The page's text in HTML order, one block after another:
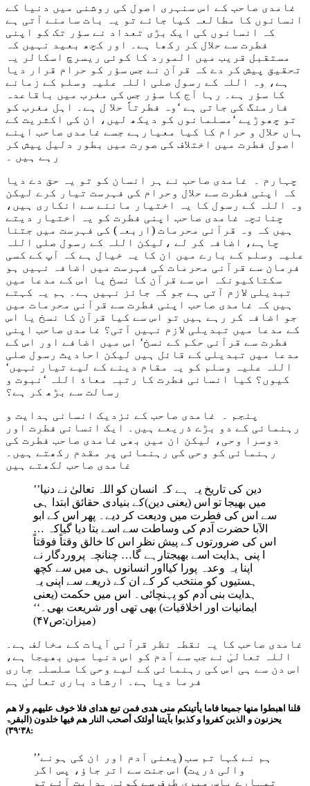
غامدی صاحب کے اس سنہری اصول کی روشنی میں دنیا کے
انسانوں کا مطالعہ کیا جائے تو یہ بات سامنے آتی ہے
کہ انسانوں کی ایک بڑی تعداد نے سؤر تک کو اپنی
فطرت سے حلال کر رکھا ہے۔ اور کچھ بعید نہیں کہ
مستقبل قریب میں المورد کا کوئی ریسرچ اسکالر یہ
تحقیق پیش کر دے کہ قرآن نے جس سؤر کو حرام قرار دیا
ہے، وہ اللہ کے رسول صلی اللہ علیہ وسلم کے زمانے
کا سؤر ہے۔ رہا آج کا سؤر جس کی مغرب میں باقاعدہ
فارمنگ کی جاتی ہے ‘وہ فطرتاً حلا ل ہے۔ اہل مغرب کو
تو چھوڑیے ‘مسلمانوں کو دیکھ لیں، ان کی اکثریت کے
ہاں حلال و حرام کا کیا معیارہے جسے غامدی صاحب اپنے
اصول فطرت میں اختلاف کی صورت میں بطور دلیل پیش کر
چہارم ۔ غامدی صاحب نے ہر انسان کو تو یہ حق دے دیا
کہ اپنی فطرت سے حلال وحرام کی فہرست تیار کرے لیکن
وہ اللہ کے رسول کا یہ اختیار ماننے سے انکاری ہیں،
چنانچہ غامدی صاحب اپنی فطرت کو یہ اختیار دیتے
ہیں کہ وہ قرآنی محرمات (اربعہ) کی فہرست میں جتنا
چاہے، اضافہ کر لے ،لیکن اللہ کے رسول صلی اللہ
علیہ وسلم کے بارے میں ان کا یہ خیال ہے کہ آپ کے کسی
فرمان سے قرآنی محرمات کی فہرست میں اضافہ نہیں ہو
سکتاکیونکہ اس سے قرآن کا نسخ یا اس کے مدعا میں
تبدیلی لازم آتی ہے جو کہ جائز نہیں ہے۔ ہم یہ کہتے
ہیں کہ غامدی صاحب اپنی فطرت سے قرآنی محرمات میں
جو اضافہ کر رہے ہیں تو اس سے کیا قرآن کا نسخ یا اس
کے مدعا میں تبدیلی لازم نہیں آتی؟ غامدی صاحب اپنی
فطرت سے قرآنی حکم کے نسخ‘ اس میں اضافے اور اس کے
مدعا میں تبدیلی کے قائل ہیں لیکن احادیث رسول صلی
اللہ علیہ وسلم کو یہ مقام دینے کے لیے تیار نہیں‘
کیوں؟ کیا انسانی فطرت کا رتبہ معاذ اللہ ‘نبوت و
رسالت سے بڑھ کر ہے؟
پنجم ۔ غامدی صاحب کے نزدیک انسانی ہدایت و
رہنمائی کے دو بڑے ذریعے ہیں۔ ایک انسانی فطرت اور
دوسرا وحی، لیکن ان میں بھی غامدی صاحب فطرت کی
رہنمائی کو وحی کی رہنمائی پر مقدم رکھتے ہیں۔
’’دین کی تاریخ یہ ہے کہ انسان کو اللہ تعالیٰ نے دنیا
میں بھیجا تو اس (یعنی دین)کے بنیادی حقائق ابتدا ہی
سے اس کی فطرت میں ودیعت کر دیے۔ پھر اس کے ابو
الآبا حضرت آدم کی وساطت سے اسے بتا دیا گیاکہ …
اس کی ضرورتوں کے پیش نظر اس کا خالق وقتاً فوقتاً
ا پنی ہدایت اسے بھیجتارہے گا… چنانچہ پروردگار نے
اپنا یہ وعدہ پورا کیااور انسانوں ہی میں سے کچھ
ہستیوں کو منتخب کر کے ان کے ذریعے سے اپنی یہ
ہدایت بنی آدم کو پہنچائی۔ اس میں حکمت (یعنی
ایمانیات اور اخلاقیات) بھی تھی اور شریعت بھی۔‘‘
(میزان:ص۴۷)
غامدی صاحب کا یہ نقطہ نظر قرآنی آیات کے مخالف ہے۔
اللہ تعالیٰ نے جب سے آدم کو اس دنیا میں بھیجا ہے،
اس دن سے ہی اس کی رہنمائی کے لیے وحی کا سلسلہ جاری
قلنا اھبطوا منھا جمیعا فاما یأتینکم منی ھدی فمن تبع ھدای فلا خوف علیھم و لا ھم
یحزنون و الذین کفروا و کذبوا بآیتنا أولئک أصحب النار ھم فیھا خلدون (البقرۃ
:۳۸‘۳۹)
’’ہم نے کہا تم سب (یعنی آدم اور ان کی ہونے
والی ذریت) اس جنت سے اتر جاؤ، پس اگر
تمہارے پاس میری طرف سے کوئی ہدایت آئے تو